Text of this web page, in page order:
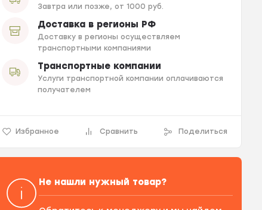
Завтра или позже, от 1000 руб.
Доставка в регионы РФ
Доставку в регионы осуществляем
транспортными компаниями
Транспортные компании
Услуги транспортной компании оплачиваются
получателем
Избранное Сравнить Поделиться
Не нашли нужный товар?